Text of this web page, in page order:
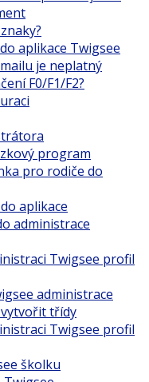
aplikace Twigsee
je neplatný
F0/F1/F2?
program
pro rodiče do
aplikace
administrace
Twigsee profil
administrace
vytvořit třídy
Twigsee profil
školku